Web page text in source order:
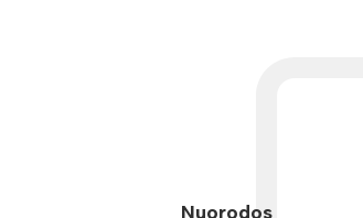
Nuorodos